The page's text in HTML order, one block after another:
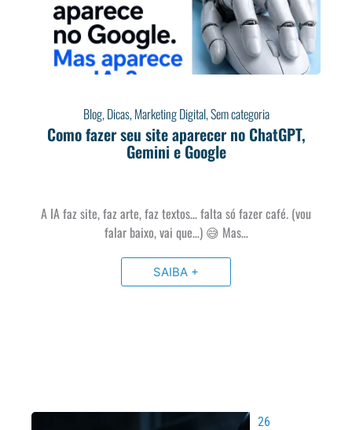
Blog,Dicas,Marketing Digital,Sem categoria
Como fazer seu site aparecer no ChatGPT,
Gemini e Google
A IA faz site, faz arte, faz textos… falta só fazer café. (vou
falar baixo, vai que…) 😅 Mas…
SAIBA +
26